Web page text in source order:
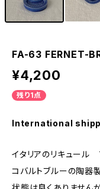
FA-63 FERNET-
¥4,200
残り1点
International
イタリアのリキュール
コバルトブルーの陶器